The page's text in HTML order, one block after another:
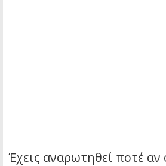
Έχεις αναρωτηθεί ποτέ